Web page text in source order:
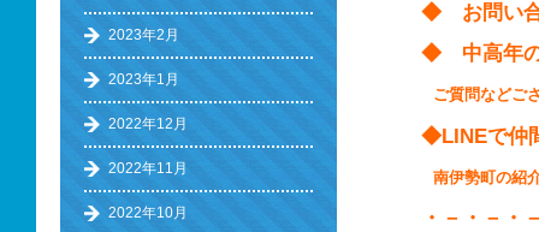
◆ お問い
◆ 中高
ご質問などご
◆LINEで
南伊勢町
・－・－・
2023年2月
2023年1月
2022年12月
2022年11月
2022年10月